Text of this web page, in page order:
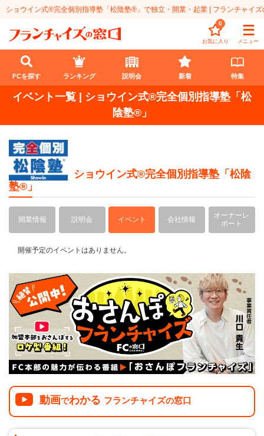
ショウイン式®完全個別指導塾「松陰塾®」で独立・開業・起業 | フランチャイ
お気に入り
0
メニュー
代理店業
教育・保育業
飲食・菓子業
サービス業
小売業
介護・福祉業
美容・健康業
海外FC本部
インターン独立・社員募集
開業資金
1円〜100万円
1001万円以上
エリア
北海道
関東
東海
近畿
四国
中国
ランキング
塾
飲食
リペアクリーニング
100万以下で開業
夫婦で開業
脱サラで開業
お役立ち情報コラム
会員登録 ログイン
FCを探す ランキング 説明会 新着 特集
イベント一覧 | ショウイン式®完全個別指導塾「松
陰塾®」
ショウイン式®完全個別指導塾「松陰
塾®」
開業情報 説明会 イベント 会社情報
オーナーレ
ポート
開催予定のイベントはありません。
動画でわかる フランチャイズの窓口